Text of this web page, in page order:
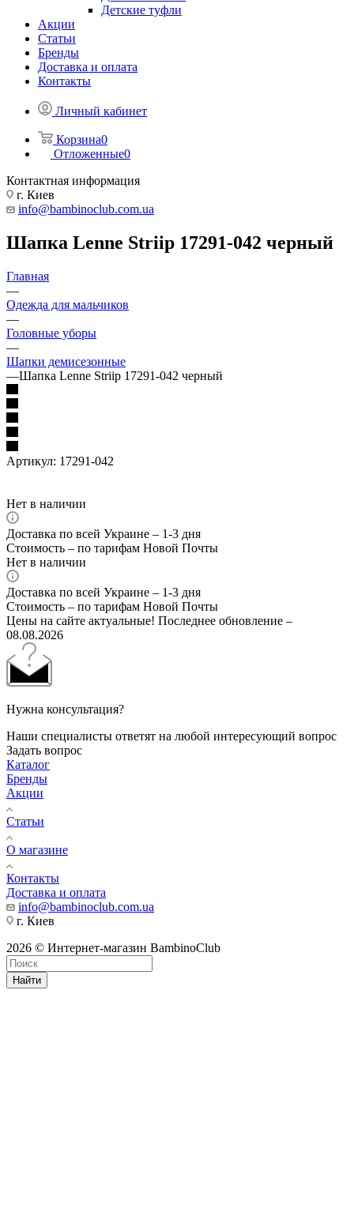
Детские туфли
Акции
Статьи
Бренды
Доставка и оплата
Контакты
Личный кабинет
Корзина0
Отложенные0
Контактная информация
г. Киев
info@bambinoclub.com.ua
Шапка Lenne Striip 17291-042 черный
Главная
—
Одежда для мальчиков
—
Головные уборы
—
Шапки демисезонные
—Шапка Lenne Striip 17291-042 черный
Артикул: 17291-042
Нет в наличии
Доставка по всей Украине – 1-3 дня
Стоимость – по тарифам Новой Почты
Нет в наличии
Доставка по всей Украине – 1-3 дня
Стоимость – по тарифам Новой Почты
Цены на сайте актуальные! Последнее обновление –
08.08.2026
Нужна консультация?
Наши специалисты ответят на любой интересующий вопрос
Задать вопрос
Каталог
Бренды
Акции
Статьи
О магазине
Контакты
Доставка и оплата
info@bambinoclub.com.ua
г. Киев
2026 © Интернет-магазин BambinoClub
Найти